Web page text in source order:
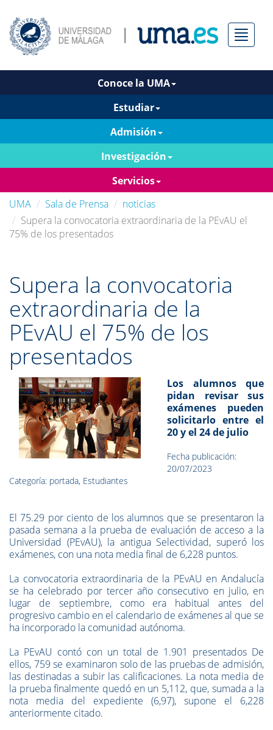
Menú
Conoce la UMA
Estudiar
Admisión
Investigación
Servicios
UMA
Sala de Prensa
noticias
Supera la convocatoria extraordinaria de la PEvAU el
75% de los presentados
Supera la convocatoria
extraordinaria de la
PEvAU el 75% de los
presentados
Los alumnos que
pidan revisar sus
exámenes pueden
solicitarlo entre el
20 y el 24 de julio
Fecha publicación:
20/07/2023
Categoría: portada, Estudiantes
El 75.29 por ciento de los alumnos que se presentaron la
pasada semana a la prueba de evaluación de acceso a la
Universidad (PEvAU), la antigua Selectividad, superó los
exámenes, con una nota media final de 6,228 puntos.
La convocatoria extraordinaria de la PEvAU en Andalucía
se ha celebrado por tercer año consecutivo en julio, en
lugar de septiembre, como era habitual antes del
progresivo cambio en el calendario de exámenes al que se
ha incorporado la comunidad autónoma.
La PEvAU contó con un total de 1.901 presentados De
ellos, 759 se examinaron solo de las pruebas de admisión,
las destinadas a subir las calificaciones. La nota media de
la prueba finalmente quedó en un 5,112, que, sumada a la
nota media del expediente (6,97), supone el 6,228
anteriormente citado.